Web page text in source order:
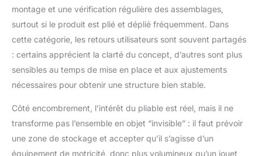
montage et une vérification régulière des assemblages,
surtout si le produit est plié et déplié fréquemment. Dans
cette catégorie, les retours utilisateurs sont souvent partagés
: certains apprécient la clarté du concept, d’autres sont plus
sensibles au temps de mise en place et aux ajustements
nécessaires pour obtenir une structure bien stable.
Côté encombrement, l’intérêt du pliable est réel, mais il ne
transforme pas l’ensemble en objet “invisible” : il faut prévoir
une zone de stockage et accepter qu’il s’agisse d’un
équipement de motricité, donc plus volumineux qu’un jouet